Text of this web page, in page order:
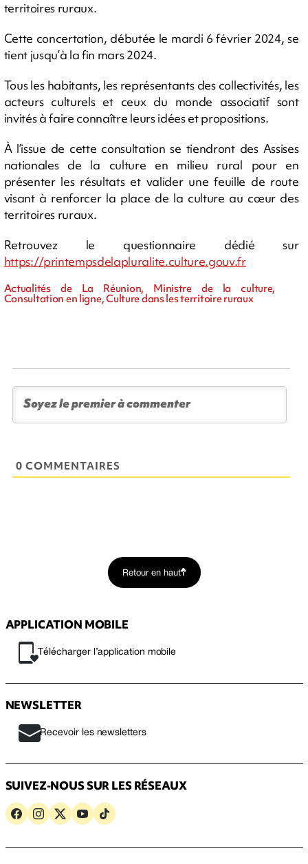
territoires ruraux.
Cette concertation, débutée le mardi 6 février 2024, se
tient jusqu’à la fin mars 2024.
Tous les habitants, les représentants des collectivités, les
acteurs culturels et ceux du monde associatif sont
invités à faire connaître leurs idées et propositions.
À l’issue de cette consultation se tiendront des Assises
nationales de la culture en milieu rural pour en
présenter les résultats et valider une feuille de route
visant à renforcer la place de la culture au cœur des
territoires ruraux.
Retrouvez le questionnaire dédié sur
https://printempsdelapluralite.culture.gouv.fr
Actualités de La Réunion, Ministre de la culture,
Consultation en ligne, Culture dans les territoire ruraux
0 COMMENTAIRES
Retour en haut
APPLICATION MOBILE
Télécharger l’application mobile
NEWSLETTER
Recevoir les newsletters
SUIVEZ-NOUS SUR LES RÉSEAUX